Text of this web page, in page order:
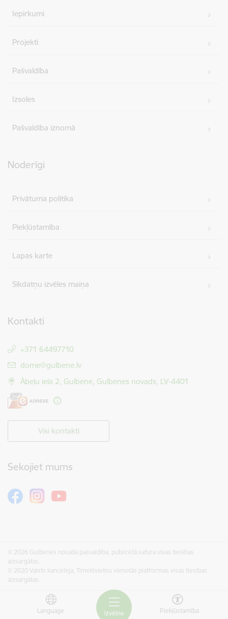
Izvēlne
Language Piekļūstamība
Iepirkumi
Projekti
Pašvaldība
Izsoles
Pašvaldība iznomā
Noderīgi
Privātuma politika
Piekļūstamība
Lapas karte
Sīkdatņu izvēles maiņa
Kontakti
+371 64497710
E-pasts:
dome@gulbene.lv
Ābeļu iela 2, Gulbene, Gulbenes novads, LV-4401
Visi kontakti
Sekojiet mums
© 2026 Gulbenes novada pašvaldība, publicētā satura visas tiesības
aizsargātas.
© 2020 Valsts kanceleja, Tīmekļvietņu vienotās platformas visas tiesības
aizsargātas.